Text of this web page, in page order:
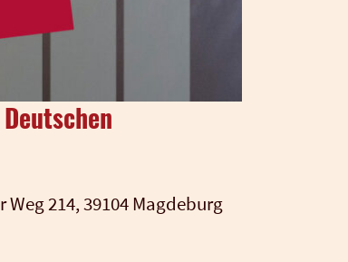
214, 39104 Mag­de­burg